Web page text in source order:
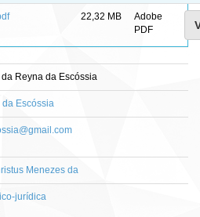
22,32 MB
Adobe
PDF
Reyna da Escóssia
da Escóssia
Menezes da
jurídica